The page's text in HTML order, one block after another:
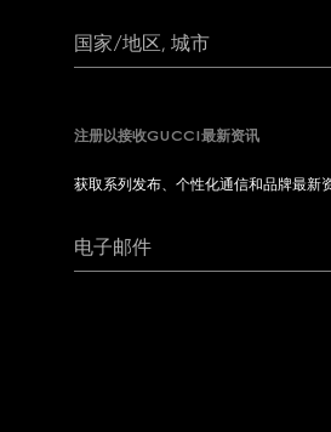
国家/地区, 城市
注册以接收GUCCI最新资讯
获取系列发布、个性化通信和品牌最新
电子邮件